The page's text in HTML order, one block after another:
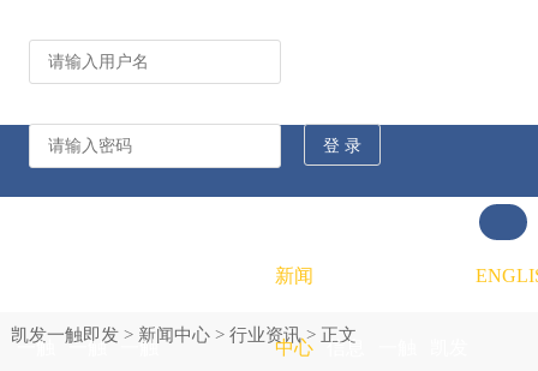
一触 一触 一触
新闻
中心 信息
凯发一触即发> 新闻中心> 行业资讯> 正文